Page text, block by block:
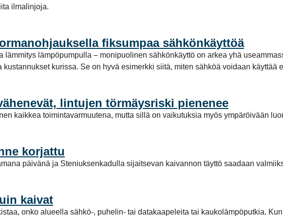
ilmalinjoja.
fiksumpaa sähkönkäyttöä
lämpöpumpulla – monipuolinen sähkönkäyttö on arkea yhä
kurissa. Se on hyvä esimerkki siitä, miten sähköä voidaan
lintujen törmäysriski pienenee
kaikkea toimintavarmuutena, mutta sillä on vaikutuksia myös ympäröivään
korjattu
päivänä ja Steniuksenkadulla sijaitsevan kaivannon täyttö saadaan
kaivat
onko alueella sähkö-, puhelin- tai datakaapeleita tai kaukolämpöputkia.